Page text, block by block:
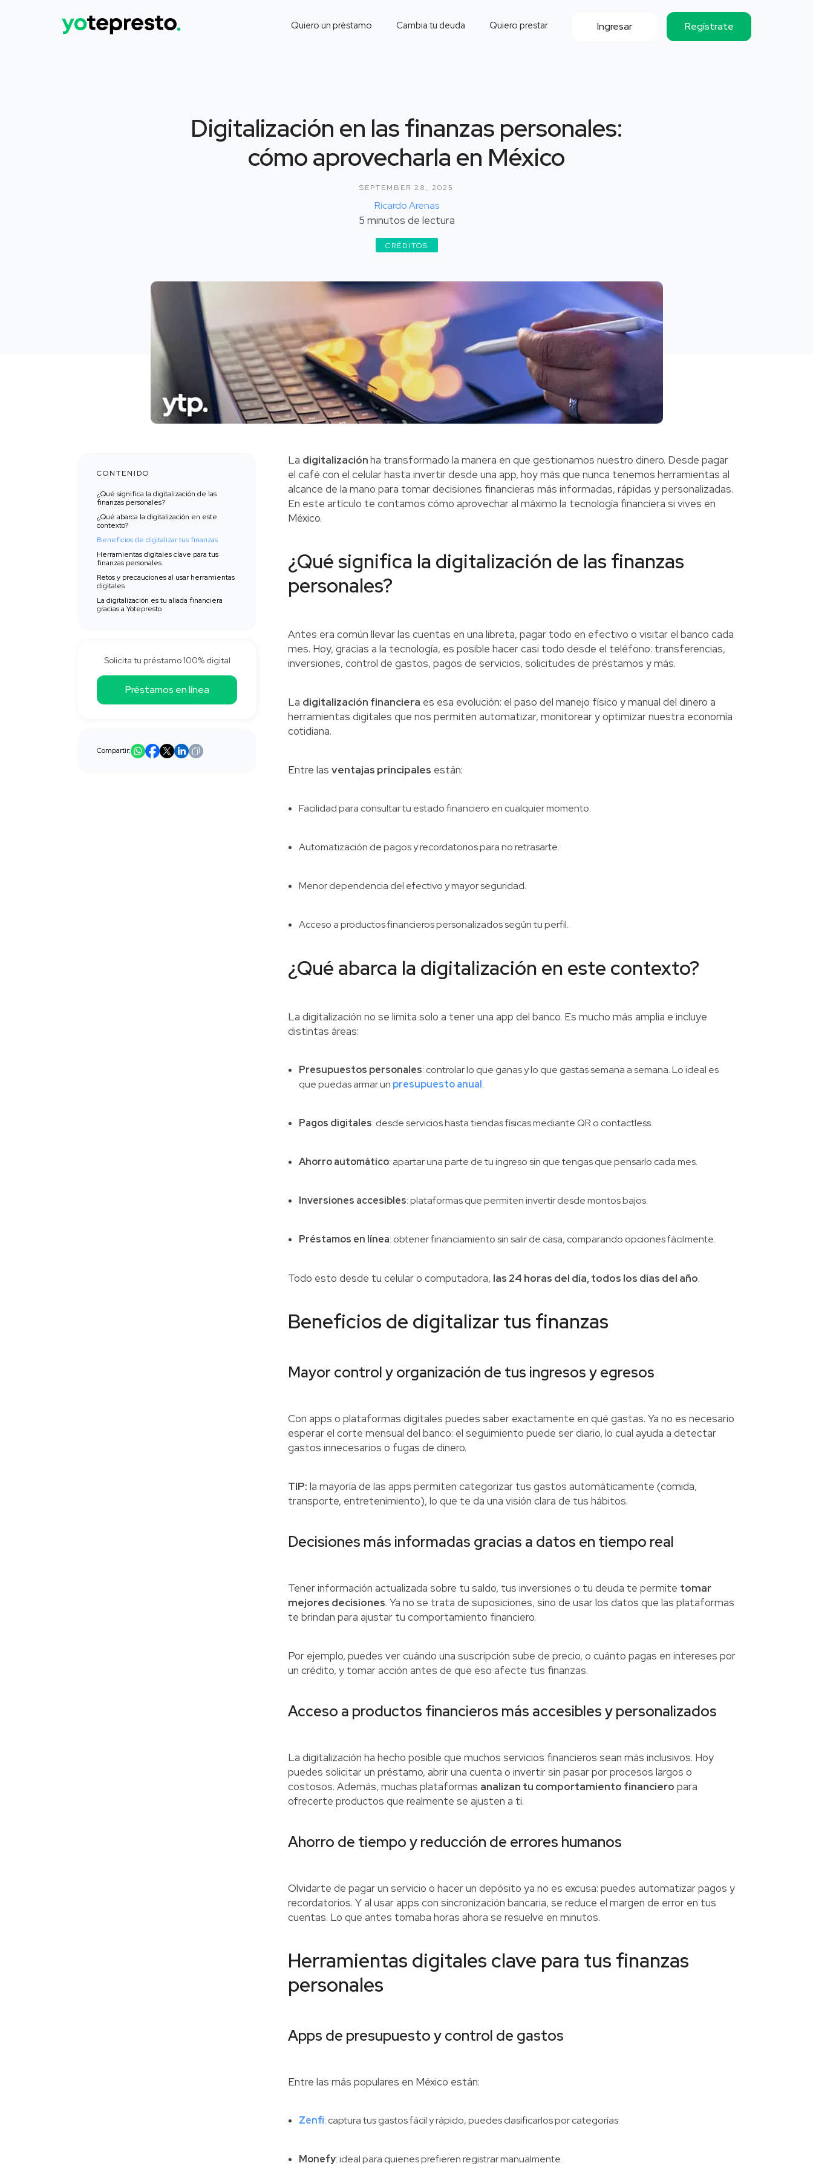
Quiero un préstamo Cambia tu deuda Quiero prestar Ingresar Regístrate
Digitalización en las finanzas personales:
cómo aprovecharla en México
SEPTEMBER 28, 2025
Ricardo Arenas
5 minutos de lectura
CRÉDITOS
CONTENIDO
¿Qué significa la digitalización de las
finanzas personales?
¿Qué abarca la digitalización en este
contexto?
Beneficios de digitalizar tus finanzas
Herramientas digitales clave para tus
finanzas personales
Retos y precauciones al usar herramientas
digitales
La digitalización es tu aliada financiera
gracias a Yotepresto
Solicita tu préstamo 100% digital
Préstamos en línea
Compartir:
La digitalizaciónha transformado la manera en que gestionamos nuestro dinero. Desde pagar
el café con el celular hasta invertir desde una app, hoy más que nunca tenemos herramientas al
alcance de la mano para tomar decisiones financieras más informadas, rápidas y personalizadas.
En este artículo te contamos cómo aprovechar al máximo la tecnología financiera si vives en
México.
¿Qué significa la digitalización de las finanzas
personales?
Antes era común llevar las cuentas en una libreta, pagar todo en efectivo o visitar el banco cada
mes. Hoy, gracias a la tecnología, es posible hacer casi todo desde el teléfono: transferencias,
inversiones, control de gastos, pagos de servicios, solicitudes de préstamos y más.
La digitalización financiera es esa evolución: el paso del manejo físico y manual del dinero a
herramientas digitales que nos permiten automatizar, monitorear y optimizar nuestra economía
cotidiana.
Entre lasventajas principales están:
Facilidad para consultar tu estado financiero en cualquier momento.
Automatización de pagos y recordatorios para no retrasarte.
Menor dependencia del efectivo y mayor seguridad.
Acceso a productos financieros personalizados según tu perfil.
¿Qué abarca la digitalización en este contexto?
La digitalización no se limita solo a tener una app del banco. Es mucho más amplia e incluye
distintas áreas:
Presupuestos personales: controlar lo que ganas y lo que gastas semana a semana. Lo ideal es
que puedas armar un presupuesto anual.
Pagos digitales: desde servicios hasta tiendas físicas mediante QR o contactless.
Ahorro automático: apartar una parte de tu ingreso sin que tengas que pensarlo cada mes.
Inversiones accesibles: plataformas que permiten invertir desde montos bajos.
Préstamos en línea: obtener financiamiento sin salir de casa, comparando opciones fácilmente.
Todo esto desde tu celular o computadora, las 24 horas del día, todos los días del año.
Beneficios de digitalizar tus finanzas
Mayor control y organización de tus ingresos y egresos
Con apps o plataformas digitales puedes saber exactamente en qué gastas. Ya no es necesario
esperar el corte mensual del banco: el seguimiento puede ser diario, lo cual ayuda a detectar
gastos innecesarios o fugas de dinero.
TIP: la mayoría de las apps permiten categorizar tus gastos automáticamente (comida,
transporte, entretenimiento), lo que te da una visión clara de tus hábitos.
Decisiones más informadas gracias a datos en tiempo real
Tener información actualizada sobre tu saldo, tus inversiones o tu deuda te permite tomar
mejores decisiones. Ya no se trata de suposiciones, sino de usar los datos que las plataformas
te brindan para ajustar tu comportamiento financiero.
Por ejemplo, puedes ver cuándo una suscripción sube de precio, o cuánto pagas en intereses por
un crédito, y tomar acción antes de que eso afecte tus finanzas.
Acceso a productos financieros más accesibles y personalizados
La digitalización ha hecho posible que muchos servicios financieros sean más inclusivos. Hoy
puedes solicitar un préstamo, abrir una cuenta o invertir sin pasar por procesos largos o
costosos. Además, muchas plataformas analizan tu comportamiento financiero para
ofrecerte productos que realmente se ajusten a ti.
Ahorro de tiempo y reducción de errores humanos
Olvidarte de pagar un servicio o hacer un depósito ya no es excusa: puedes automatizar pagos y
recordatorios. Y al usar apps con sincronización bancaria, se reduce el margen de error en tus
cuentas. Lo que antes tomaba horas ahora se resuelve en minutos.
Herramientas digitales clave para tus finanzas
personales
Apps de presupuesto y control de gastos
Entre las más populares en México están:
Zenfi: captura tus gastos fácil y rápido, puedes clasificarlos por categorías.
Monefy: ideal para quienes prefieren registrar manualmente.